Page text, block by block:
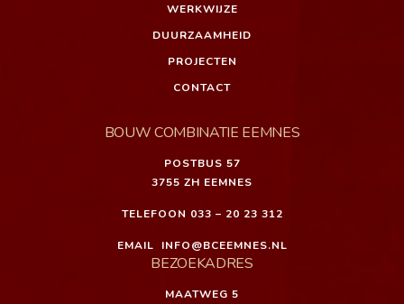
WERKWIJZE
DUURZAAMHEID
PROJECTEN
CONTACT
BOUW COMBINATIE EEMNES
POSTBUS 57
3755 ZH EEMNES
TELEFOON 033 – 20 23 312
EMAIL INFO@BCEEMNES.NL
BEZOEKADRES
MAATWEG 5